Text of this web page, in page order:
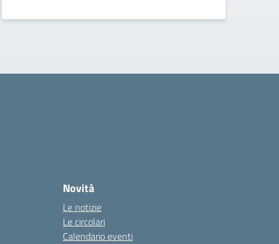
Novità
Le notizie
Le circolari
Calendario eventi